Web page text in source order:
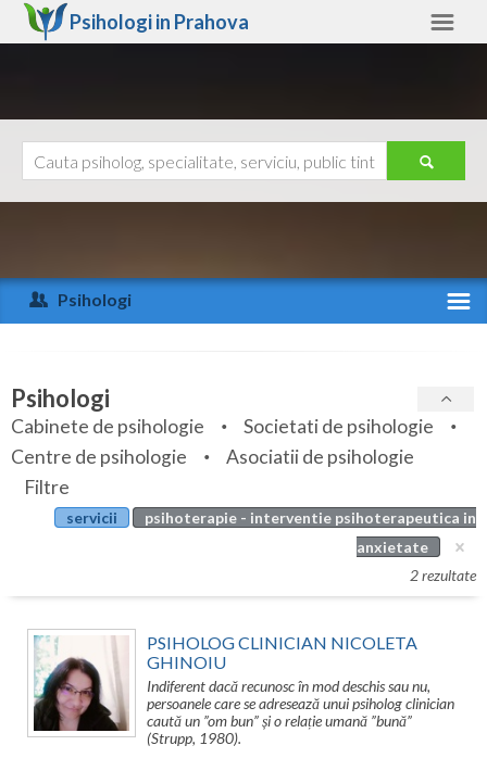
Psihologi in Prahova
Arad
Arges
Bihor
Bistrita-Nasaud
Botosani
Bucuresti
Buzau
Calarasi
Ajutor
Psihologi
Specialitati
Servicii
Articole
Evenimente
Psihologi
Cabinete de psihologie
Societati de psihologie
Centre de psihologie
Asociatii de psihologie
Filtre
servicii
psihoterapie - interventie psihoterapeutica in
anxietate
2 rezultate
PSIHOLOG CLINICIAN NICOLETA
GHINOIU
Indiferent dacă recunosc în mod deschis sau nu,
persoanele care se adresează unui psiholog clinician
caută un ”om bun” și o relație umană ”bună”
(Strupp, 1980).